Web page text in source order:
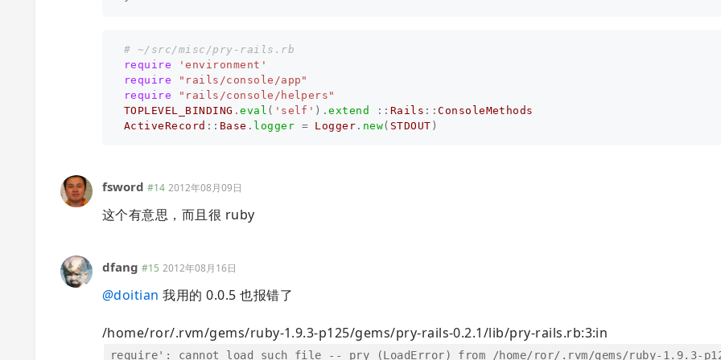
# ~/src/misc/pry-rails.rb
require
'environment'
require
"rails/console/app"
require
"rails/console/helpers"
TOPLEVEL_BINDING .eval ( 'self' ).extend :: Rails ::ConsoleMethods
ActiveRecord :: Base . logger = Logger . new( STDOUT )
fsword #14 2012年08月09日
这个有意思，而且很 ruby
dfang #15 2012年08月16日
@doitian 我用的 0.0.5 也报错了
/home/ror/.rvm/gems/ruby-1.9.3-p125/gems/pry-rails-0.2.1/lib/pry-rails.rb:3:in
require': cannot load such file -- pry (LoadError) from /home/ror/.rvm/gems/ruby-1.9.3-